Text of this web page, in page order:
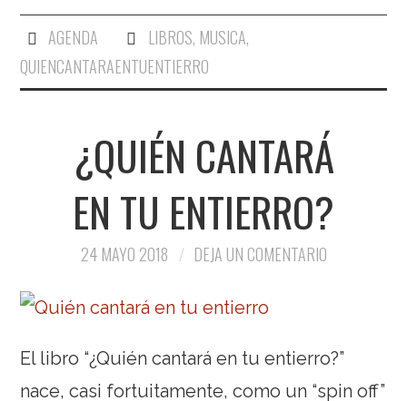
AGENDA LIBROS, MUSICA,
QUIENCANTARAENTUENTIERRO
¿QUIÉN CANTARÁ
EN TU ENTIERRO?
24 MAYO 2018 DEJA UN COMENTARIO
El libro “¿Quién cantará en tu entierro?”
nace, casi fortuitamente, como un “spin off”